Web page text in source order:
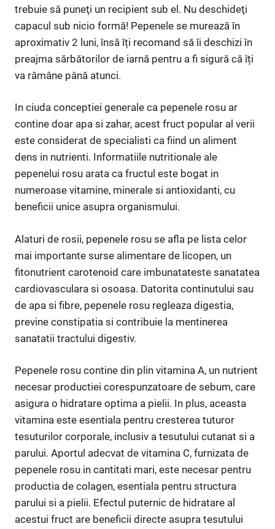
trebuie să puneţi un recipient sub el. Nu deschideţi
capacul sub nicio formă! Pepenele se murează în
aproximativ 2 luni, însă îți recomand să îi deschizi în
preajma sărbătorilor de iarnă pentru a fi sigură că îți
va rămâne până atunci.
In ciuda conceptiei generale ca pepenele rosu ar
contine doar apa si zahar, acest fruct popular al verii
este considerat de specialisti ca fiind un aliment
dens in nutrienti. Informatiile nutritionale ale
pepenelui rosu arata ca fructul este bogat in
numeroase vitamine, minerale si antioxidanti, cu
beneficii unice asupra organismului.
Alaturi de rosii, pepenele rosu se afla pe lista celor
mai importante surse alimentare de licopen, un
fitonutrient carotenoid care imbunatateste sanatatea
cardiovasculara si osoasa. Datorita continutului sau
de apa si fibre, pepenele rosu regleaza digestia,
previne constipatia si contribuie la mentinerea
sanatatii tractului digestiv.
Pepenele rosu contine din plin vitamina A, un nutrient
necesar productiei corespunzatoare de sebum, care
asigura o hidratare optima a pielii. In plus, aceasta
vitamina este esentiala pentru cresterea tuturor
tesuturilor corporale, inclusiv a tesutului cutanat si a
parului. Aportul adecvat de vitamina C, furnizata de
pepenele rosu in cantitati mari, este necesar pentru
productia de colagen, esentiala pentru structura
parului si a pielii. Efectul puternic de hidratare al
acestui fruct are beneficii directe asupra tesutului